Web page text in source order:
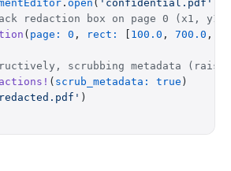
. open ( 'confidential.pdf'
redaction box on page 0 (x1, y1,
( page: 0 , rect: 100.0 , 700.0 ,
scrubbing metadata
( scrub_metadata: true )
)